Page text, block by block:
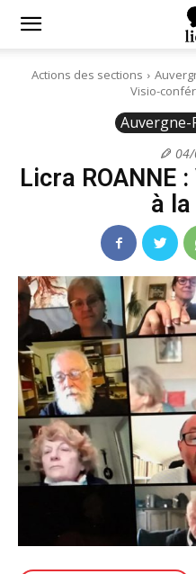
Licra
Antiraciste
1927
Actions des sections
Visio-
Auvergne-
Licra ROANNE
à